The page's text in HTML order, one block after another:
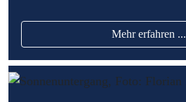
Mehr erfahren ...